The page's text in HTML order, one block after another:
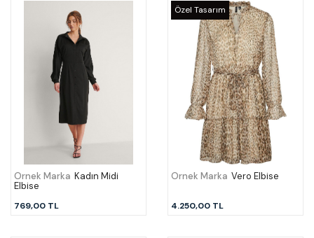
Örnek Marka Kadın Midi
Elbise
769,00 TL
Özel Tasarım
Örnek Marka Vero Elbise
4.250,00 TL